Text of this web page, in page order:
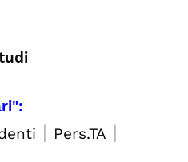
| Pers.TA |